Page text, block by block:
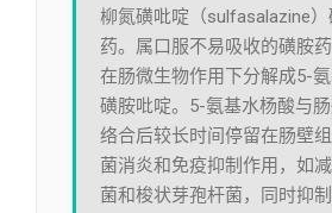
柳氮磺吡啶（sulfasalazine
药。属口服不易吸收的磺胺
在肠微生物作用下分解成5-
磺胺吡啶。5-氨基水杨酸与
络合后较长时间停留在肠壁
菌消炎和免疫抑制作用，如
菌和梭状芽孢杆菌，同时抑